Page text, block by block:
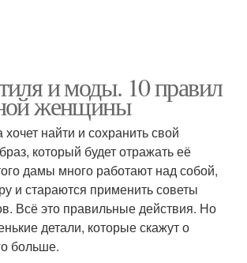
и моды. 10 правил
женщины
найти и сохранить свой
который будет отражать её
дамы много работают над собой,
и стараются применить советы
Всё это правильные действия. Но
детали, которые скажут о
больше.